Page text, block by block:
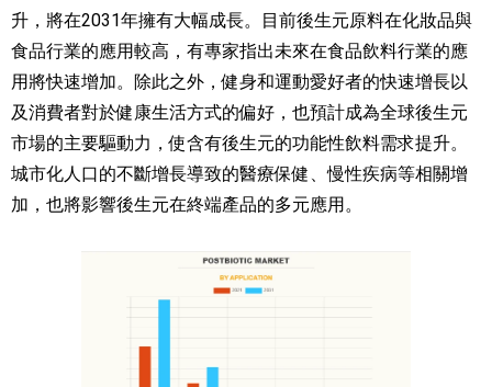
升，將在2031年擁有大幅成長。目前後生元原料在化妝品與
食品行業的應用較高，有專家指出未來在食品飲料行業的應
用將快速增加。除此之外，健身和運動愛好者的快速增長以
及消費者對於健康生活方式的偏好，也預計成為全球後生元
市場的主要驅動力，使含有後生元的功能性飲料需求提升。
城市化人口的不斷增長導致的醫療保健、慢性疾病等相關增
加，也將影響後生元在終端產品的多元應用。